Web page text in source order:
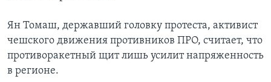
Ян Томаш, державший головку протеста, активист
чешского движения противников ПРО, считает, что
противоракетный щит лишь усилит напряженность
в регионе.